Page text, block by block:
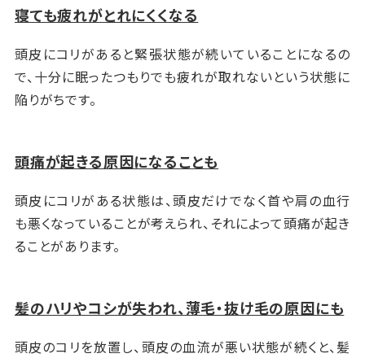
寝ても疲れがとれにくくなる
頭皮にコリがあると緊張状態が続いていることになるの
で、十分に眠ったつもりでも疲れが取れないという状態に
陥りがちです。
頭痛が起きる原因になることも
頭皮にコリがある状態は、頭皮だけでなく首や肩の血行
も悪くなっていることが考えられ、それによって頭痛が起き
ることがあります。
髪のハリやコシが失われ、薄毛・抜け毛の原因にも
頭皮のコリを放置し、頭皮の血流が悪い状態が続くと、髪